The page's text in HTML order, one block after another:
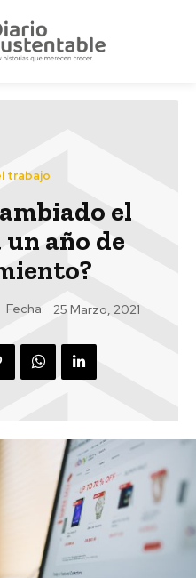
trabajo
el
año de
Fecha: 25 Marzo, 2021